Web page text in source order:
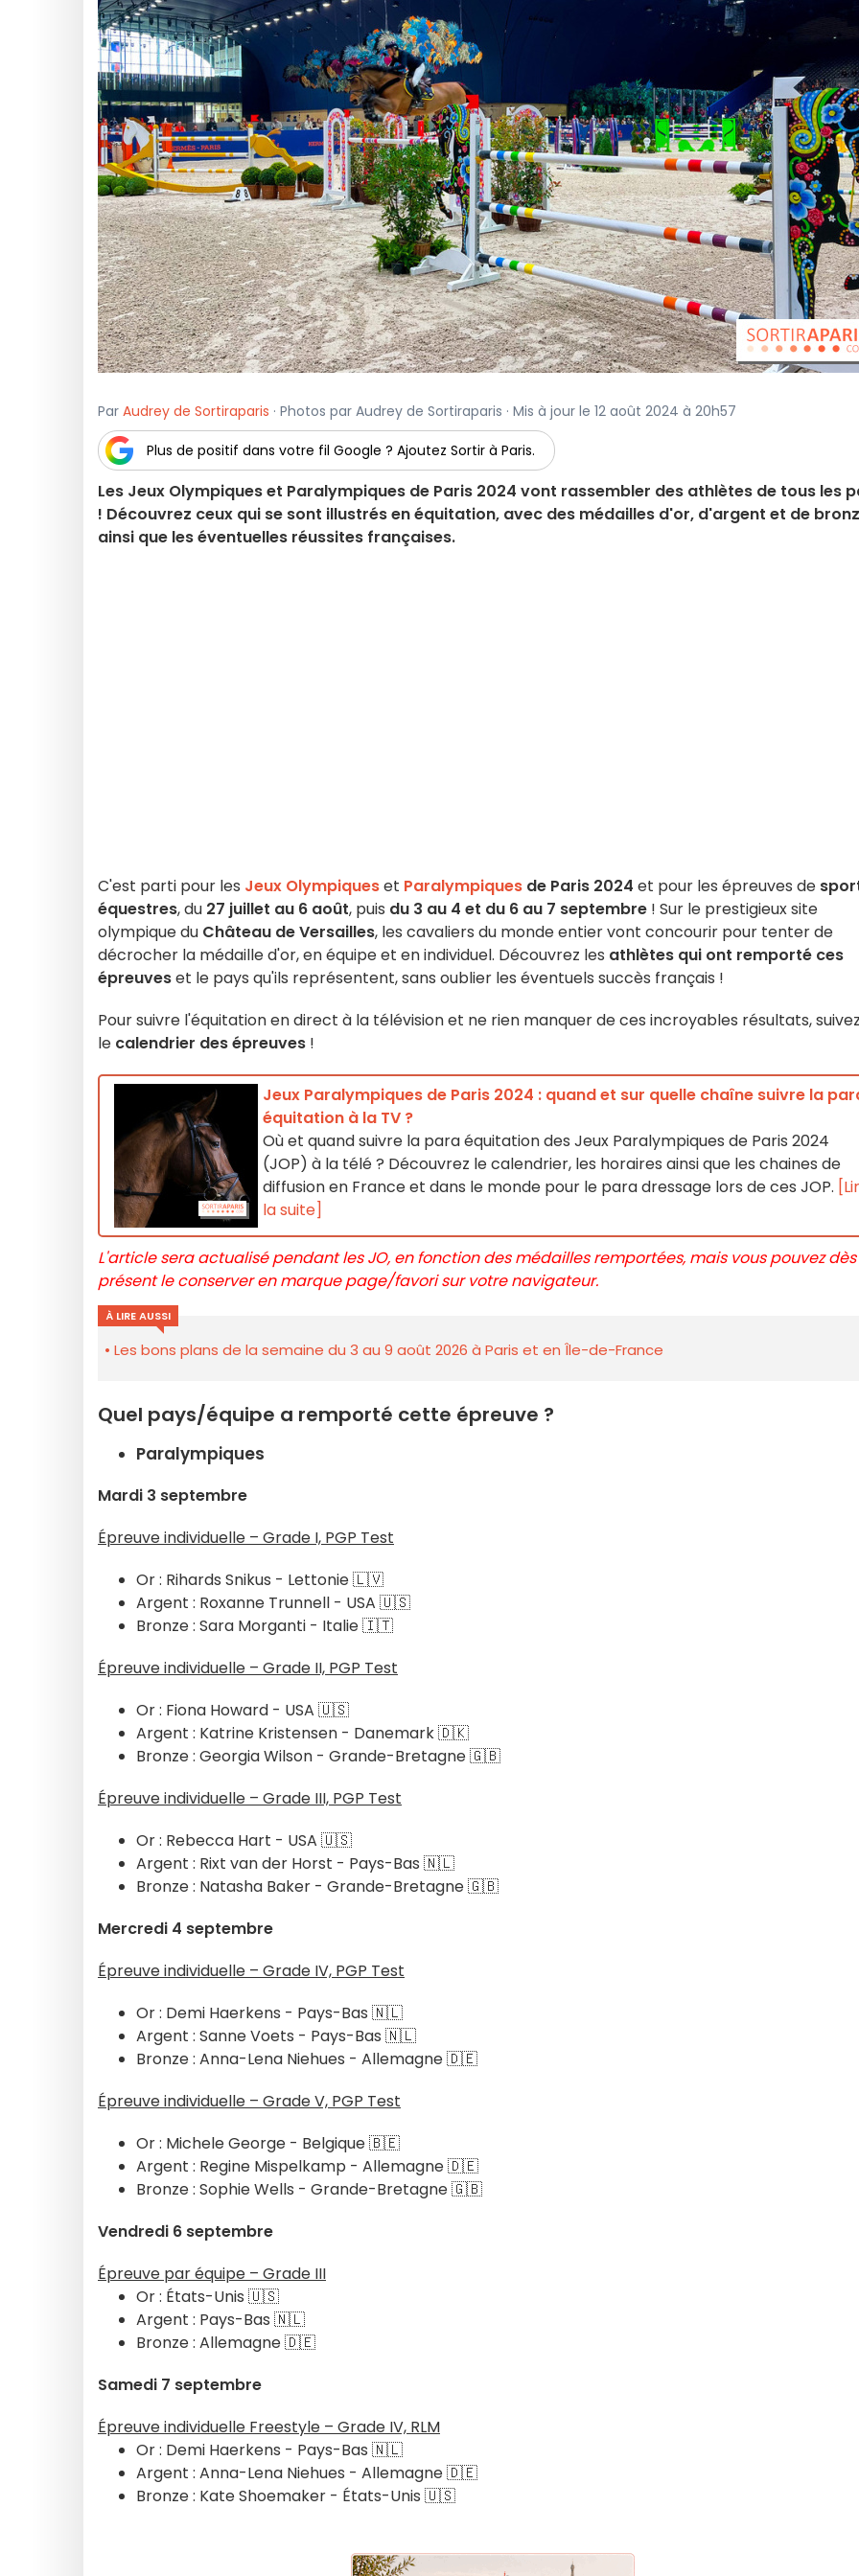
Par Audrey de Sortiraparis · Photos par Audrey de Sortiraparis · Mis à jour le 12 août 2024 à 20h57
Plus de positif dans votre fil Google ? Ajoutez Sortir à Paris.
Les Jeux Olympiques et Paralympiques de Paris 2024 vont rassembler des athlètes de tous les
! Découvrez ceux qui se sont illustrés en équitation, avec des médailles d'or, d'argent et de
ainsi que les éventuelles réussites françaises.
C'est parti pour les Jeux Olympiqueset Paralympiques de Paris 2024 et pour les épreuves de
équestres, du 27 juillet au 6 août, puis du 3 au 4 et du 6 au 7 septembre ! Sur le prestigieux site
olympique du Château de Versailles, les cavaliers du monde entier vont concourir pour tenter de
décrocher la médaille d'or, en équipe et en individuel. Découvrez les athlètes qui ont remporté ces
épreuveset le pays qu'ils représentent, sans oublier les éventuels succès français !
Pour suivre l'équitation en direct à la télévision et ne rien manquer de ces incroyables résultats, suivez
le calendrier des épreuves !
Jeux Paralympiques de Paris 2024 : quand et sur quelle chaîne suivre la
équitation à la TV ?
Où et quand suivre la para équitation des Jeux Paralympiques de Paris 2024
(JOP) à la télé ? Découvrez le calendrier, les horaires ainsi que les chaines de
diffusion en France et dans le monde pour le para dressage lors de ces JOP.
la suite]
L'article sera actualisé pendant les JO, en fonction des médailles remportées, mais vous pouvez
présent le conserver en marque page/favori sur votre navigateur.
À LIRE AUSSI
Les bons plans de la semaine du 3 au 9 août 2026 à Paris et en Île-de-France
Quel pays/équipe a remporté cette épreuve ?
Paralympiques
Mardi 3 septembre
Épreuve individuelle – Grade I, PGP Test
Or : Rihards Snikus - Lettonie 🇱🇻
Argent : Roxanne Trunnell - USA 🇺🇸
Bronze : Sara Morganti - Italie 🇮🇹
Épreuve individuelle – Grade II, PGP Test
Or : Fiona Howard - USA 🇺🇸
Argent : Katrine Kristensen - Danemark 🇩🇰
Bronze : Georgia Wilson - Grande-Bretagne 🇬🇧
Épreuve individuelle – Grade III, PGP Test
Or : Rebecca Hart - USA 🇺🇸
Argent : Rixt van der Horst - Pays-Bas 🇳🇱
Bronze : Natasha Baker - Grande-Bretagne 🇬🇧
Mercredi 4 septembre
Épreuve individuelle – Grade IV, PGP Test
Or : Demi Haerkens - Pays-Bas 🇳🇱
Argent : Sanne Voets - Pays-Bas 🇳🇱
Bronze : Anna-Lena Niehues - Allemagne 🇩🇪
Épreuve individuelle – Grade V, PGP Test
Or : Michele George - Belgique 🇧🇪
Argent : Regine Mispelkamp - Allemagne 🇩🇪
Bronze : Sophie Wells - Grande-Bretagne 🇬🇧
Vendredi 6 septembre
Épreuve par équipe – Grade III
Or : États-Unis 🇺🇸
Argent : Pays-Bas 🇳🇱
Bronze : Allemagne 🇩🇪
Samedi 7 septembre
Épreuve individuelle Freestyle – Grade IV, RLM
Or : Demi Haerkens - Pays-Bas 🇳🇱
Argent : Anna-Lena Niehues - Allemagne 🇩🇪
Bronze : Kate Shoemaker - États-Unis 🇺🇸